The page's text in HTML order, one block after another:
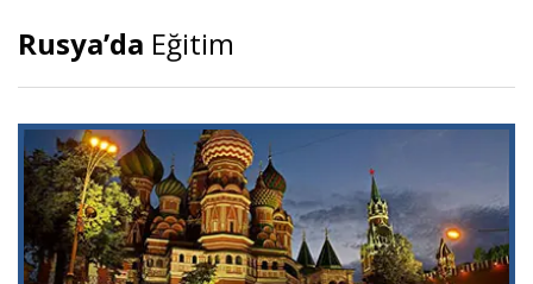
Rusya’da Eğitim